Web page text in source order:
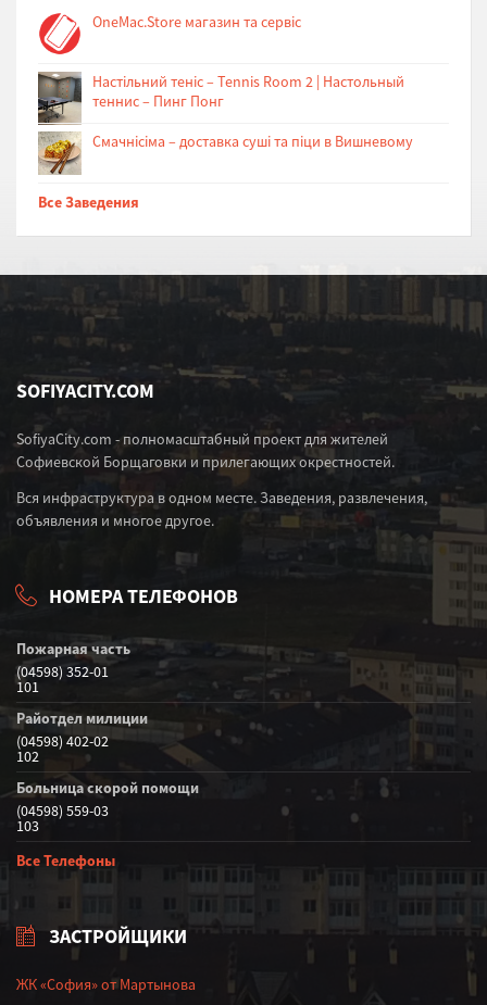
OneMac.Store магазин та сервіс
Настільний теніс – Tennis Room 2 | Настольный
теннис – Пинг Понг
Cмачнісіма – доставка суші та піци в Вишневому
Все Заведения
SOFIYACITY.COM
SofiyaCity.com - полномасштабный проект для жителей
Софиевской Борщаговки и прилегающих окрестностей.
Вся инфраструктура в одном месте. Заведения, развлечения,
объявления и многое другое.
НОМЕРА ТЕЛЕФОНОВ
Пожарная часть
(04598) 352-01
101
Райотдел милиции
(04598) 402-02
102
Больница скорой помощи
(04598) 559-03
103
Все Телефоны
ЗАСТРОЙЩИКИ
ЖК «София» от Мартынова